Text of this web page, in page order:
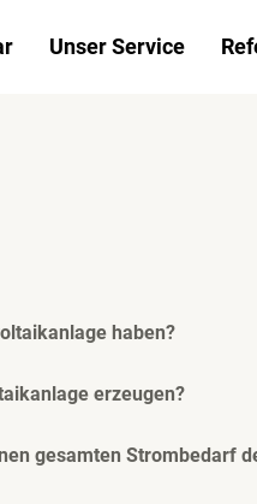
Unser Service
haben?
erzeugen?
gesamten Strombedarf